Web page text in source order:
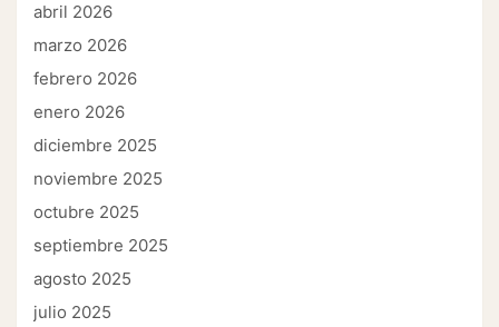
abril 2026
marzo 2026
febrero 2026
enero 2026
diciembre 2025
noviembre 2025
octubre 2025
septiembre 2025
agosto 2025
julio 2025